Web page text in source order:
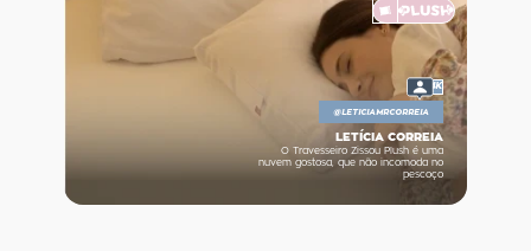
4K
@LETICIAMRCORREIA
LETÍCIA CORREIA
O Travesseiro Zissou Plush é uma
nuvem gostosa, que não incomoda no
pescoço